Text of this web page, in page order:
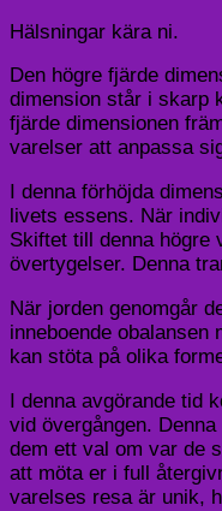
Hälsningar kära ni.
Den högre fjärde
dimension står i skarp
fjärde dimensionen
varelser att anpassa
I denna förhöjda
livets essens. När
Skiftet till denna högre
övertygelser. Denna
När jorden genomgår
inneboende
kan stöta på olika
I denna avgörande
vid övergången.
dem ett val om var de
att möta er i full
varelses resa är unik,